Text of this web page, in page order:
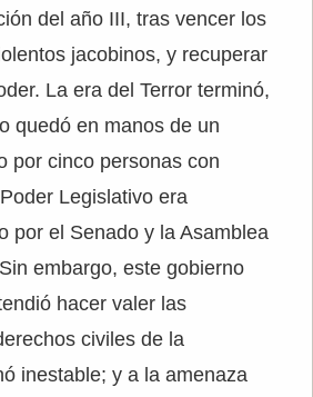
del año III, tras vencer los
jacobinos, y recuperar
La era del Terror terminó,
quedó en manos de un
por cinco personas con
Legislativo era
por el Senado y la Asamblea
embargo, este gobierno
hacer valer las
civiles de la
inestable; y a la amenaza